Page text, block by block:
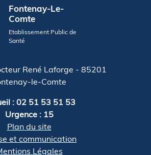
Fontenay-Le-
Comte
Etablissement Public de
Santé
René Laforge - 85201
le-Comte
: 02 51 53 51 53
Urgence : 15
Plan du site
et communication
Légales